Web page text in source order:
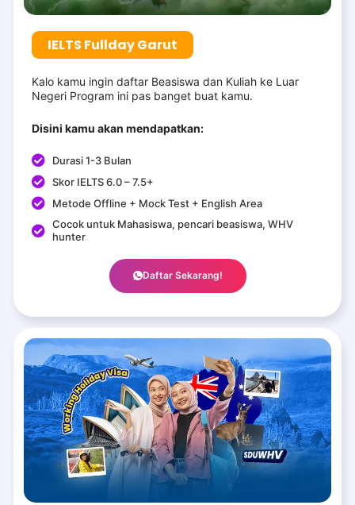
IELTS Fullday Garut
Kalo kamu ingin daftar Beasiswa dan Kuliah ke Luar
Negeri Program ini pas banget buat kamu.
Disini kamu akan mendapatkan:
Durasi 1-3 Bulan
Skor IELTS 6.0 – 7.5+
Metode Offline + Mock Test + English Area
Cocok untuk Mahasiswa, pencari beasiswa, WHV
hunter
Daftar Sekarang!